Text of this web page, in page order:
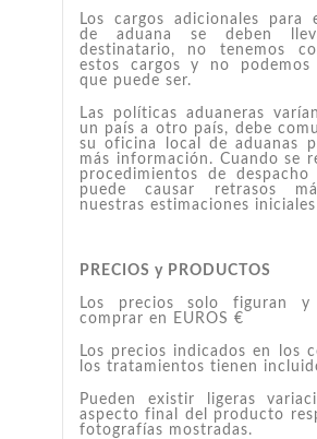
Los cargos adicionales para
de aduana se deben
destinatario, no tenemos
estos cargos y no
que puede ser.
Las políticas aduaneras
un país a otro país, debe
su oficina local de aduanas
más información. Cuando se
procedimientos de despacho
puede causar retrasos
nuestras estimaciones
PRECIOS y PRODUCTOS
Los precios solo figuran y
comprar en EUROS €
Los precios indicados en los
los tratamientos tienen
Pueden existir ligeras
aspecto final del producto
fotografías mostradas.